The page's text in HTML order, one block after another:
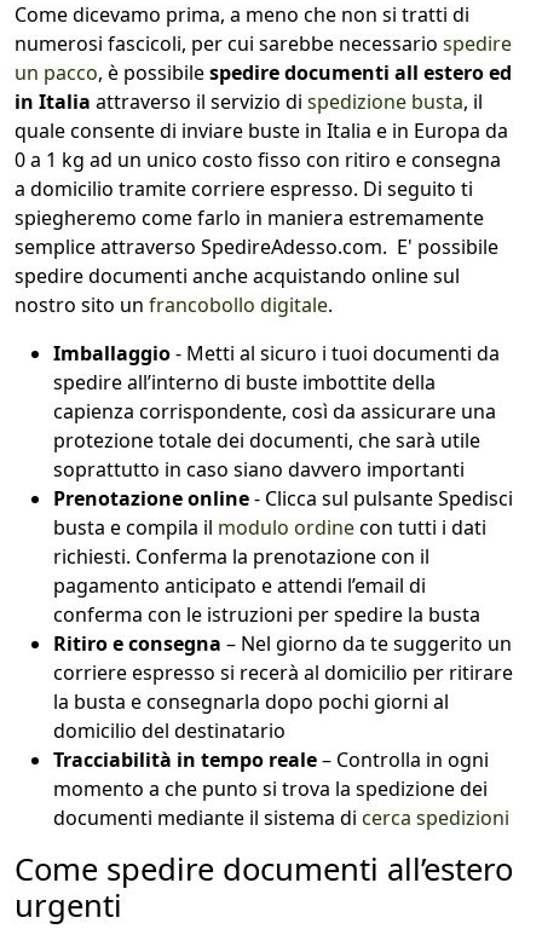
Come dicevamo prima, a meno che non si tratti di
numerosi fascicoli, per cui sarebbe necessario spedire
un pacco, è possibilespedire documenti all estero ed
in Italia attraverso il servizio di spedizione busta, il
quale consente di inviare buste in Italia e in Europa da
0 a 1 kg ad un unico costo fisso con ritiro e consegna
a domicilio tramite corriere espresso. Di seguito ti
spiegheremo come farlo in maniera estremamente
semplice attraverso SpedireAdesso.com. E' possibile
spedire documenti anche acquistando online sul
nostro sito un francobollo digitale.
Imballaggio- Metti al sicuro i tuoi documenti da
spedire all’interno di buste imbottite della
capienza corrispondente, così da assicurare una
protezione totale dei documenti, che sarà utile
soprattutto in caso siano davvero importanti
Prenotazione online- Clicca sul pulsante Spedisci
busta e compila il modulo ordinecon tutti i dati
richiesti. Conferma la prenotazione con il
pagamento anticipato e attendi l’email di
conferma con le istruzioni per spedire la busta
Ritiro e consegna – Nel giorno da te suggerito un
corriere espresso si recerà al domicilio per ritirare
la busta e consegnarla dopo pochi giorni al
domicilio del destinatario
Tracciabilità in tempo reale– Controlla in ogni
momento a che punto si trova la spedizione dei
documenti mediante il sistema di cerca spedizioni
Come spedire documenti all’estero
urgenti